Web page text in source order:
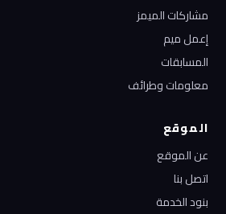
مشاركات الميمز
إعمل ميم
المسابقات
معلومات وطرائف
الموقع
عن الموقع
اتصل بنا
بنود الخدمة